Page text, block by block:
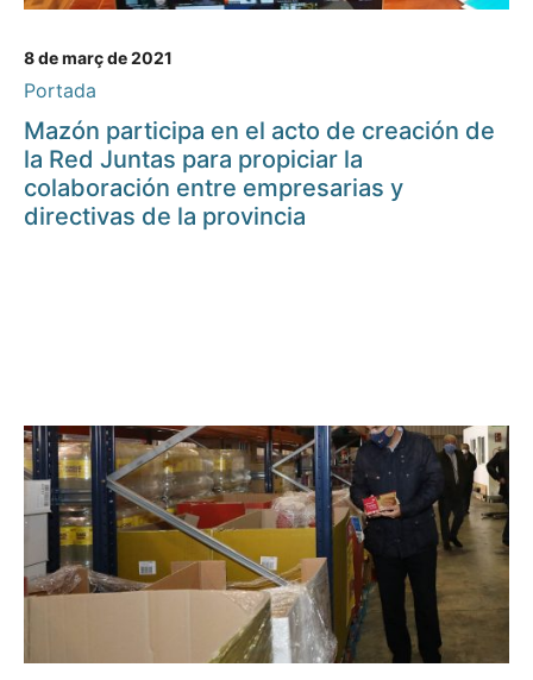
8 de març de 2021
Portada
Mazón participa en el acto de creación de
la Red Juntas para propiciar la
colaboración entre empresarias y
directivas de la provincia